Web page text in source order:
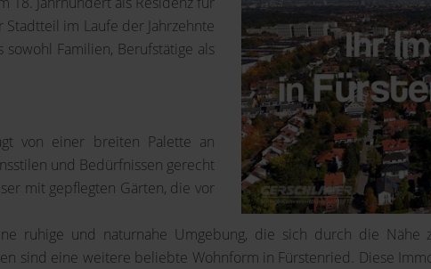
im Laufe der Jahrzehnte
Familien, Berufstätige als
von einer breiten Palette an
und Bedürfnissen gerecht
mit gepflegten Gärten, die vor
ruhige und naturnahe Umgebung, die sich durch die Nähe
sind eine weitere beliebte Wohnform in Fürstenried. Diese